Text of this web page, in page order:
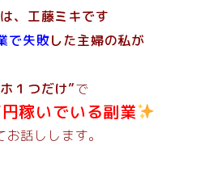
、工藤ミキです
で失敗した主婦の私が
１つだけ”で
稼いでいる副業
話しします。